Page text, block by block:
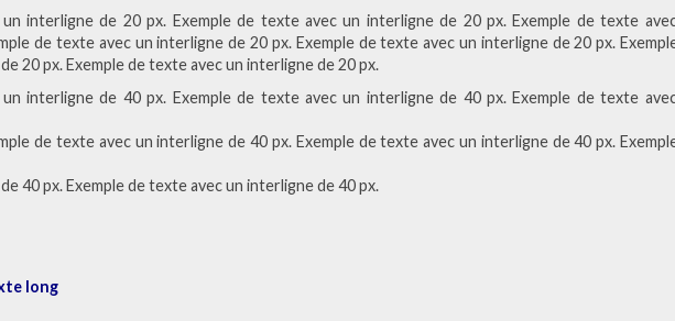
interligne de 20 px. Exemple de texte avec un interligne de 20 px. Exemple de texte
de texte avec un interligne de 20 px. Exemple de texte avec un interligne de 20 px.
20 px. Exemple de texte avec un interligne de 20 px.
interligne de 40 px. Exemple de texte avec un interligne de 40 px. Exemple de texte
de texte avec un interligne de 40 px. Exemple de texte avec un interligne de 40 px.
40 px. Exemple de texte avec un interligne de 40 px.
long